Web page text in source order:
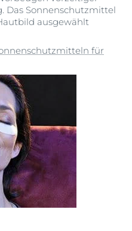
Das Sonnenschutzmittel
ausgewählt
für